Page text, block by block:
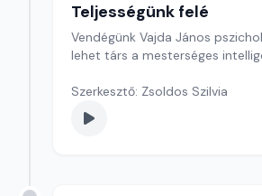
Teljességünk felé
Vendégünk Vajda János
lehet társ a mesterséges
Szerkesztő: Zsoldos Szilvia